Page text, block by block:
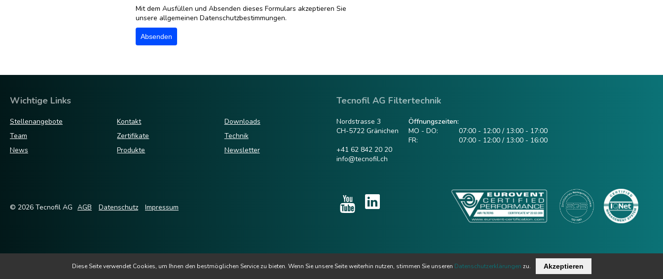
Diese Seite verwendet Cookies, um Ihnen den bestmöglichen Service zu bieten. Wenn Sie unsere Seite weiterhin nutzen, stimmen Sie unseren Datenschutzerklärungen zu. Akzeptieren
Mit dem Ausfüllen und Absenden dieses Formulars akzeptieren Sie
unsere allgemeinen Datenschutzbestimmungen.
Absenden
Wichtige Links
Stellenangebote Kontakt
Downloads
Team
Zertifikate
Technik
News
Produkte Newsletter
Tecnofil AG Filtertechnik
Nordstrasse 3
CH-5722 Gränichen
+41 62 842 20 20
info@tecnofil.ch
Öffnungszeiten:
MO - DO:
FR:
07:00 - 12:00 / 13:00 - 17:00
07:00 - 12:00 / 13:00 - 16:00
© 2026 Tecnofil AG AGB Datenschutz Impressum